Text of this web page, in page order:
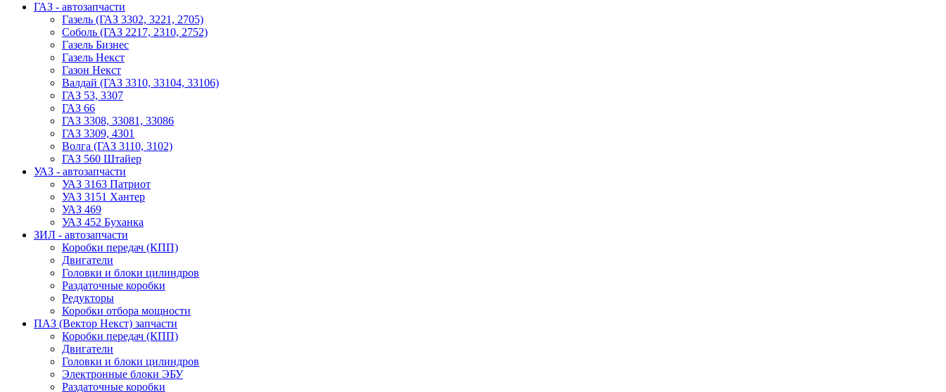
ГАЗ - автозапчасти
Газель (ГАЗ 3302, 3221, 2705)
Соболь (ГАЗ 2217, 2310, 2752)
Газель Бизнес
Газель Некст
Газон Некст
Валдай (ГАЗ 3310, 33104, 33106)
ГАЗ 53, 3307
ГАЗ 66
ГАЗ 3308, 33081, 33086
ГАЗ 3309, 4301
Волга (ГАЗ 3110, 3102)
ГАЗ 560 Штайер
УАЗ - автозапчасти
УАЗ 3163 Патриот
УАЗ 3151 Хантер
УАЗ 469
УАЗ 452 Буханка
ЗИЛ - автозапчасти
Коробки передач (КПП)
Двигатели
Головки и блоки цилиндров
Раздаточные коробки
Редукторы
Коробки отбора мощности
ПАЗ (Вектор Некст) запчасти
Коробки передач (КПП)
Двигатели
Головки и блоки цилиндров
Электронные блоки ЭБУ
Раздаточные коробки